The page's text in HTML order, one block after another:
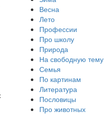
Весна
Лето
Профессии
Про школу
Природа
На свободную тему
Семья
По картинам
Литература
Пословицы
Про животных